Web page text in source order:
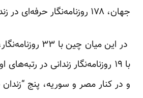
جهان، ۱۷۸ روزنامه‌نگار حرفه‌ای در زندان بوده‌اند.
با ۱۹ روزنامه‌نگار زندانی در
و در کنار مصر و سوریه، پنج “زندان